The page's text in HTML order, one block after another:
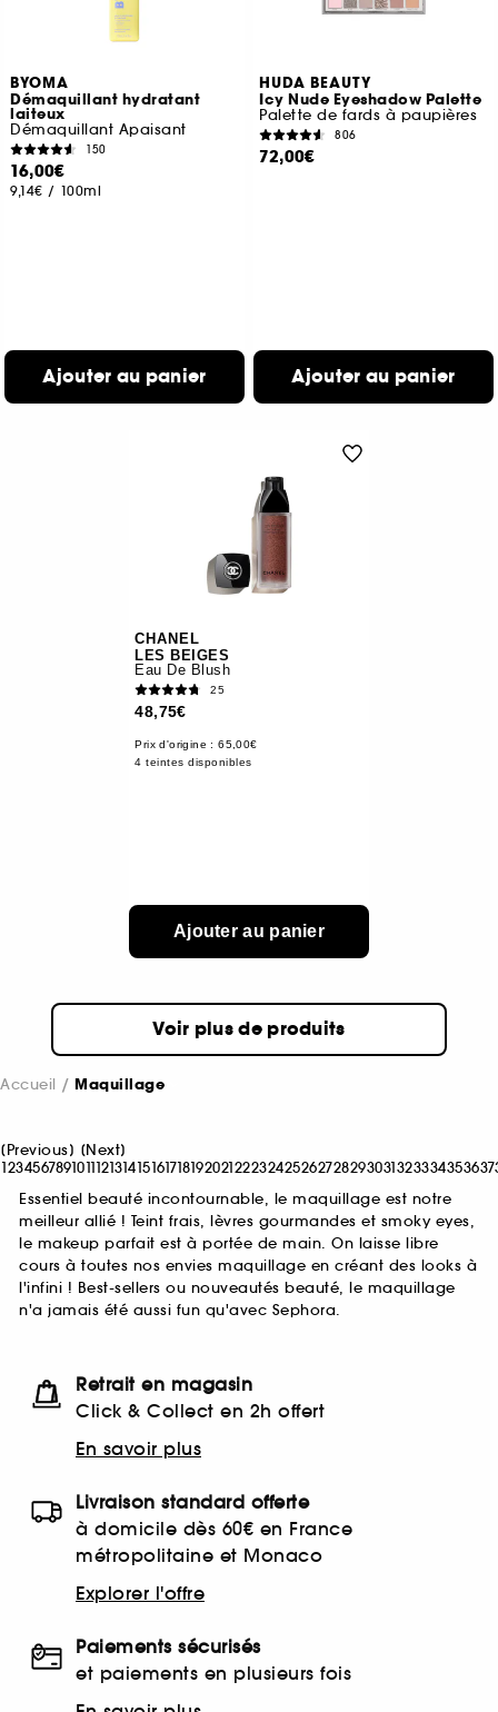
BYOMA
Démaquillant hydratant
laiteux
Démaquillant Apaisant
150
16,00€
9,14€ / 100ml
Ajouter au panier
HUDA BEAUTY
Icy Nude Eyeshadow Palette
Palette de fards à paupières
806
72,00€
Ajouter au panier
CHANEL
LES BEIGES
Eau De Blush
25
48,75€
Prix d'origine : 65,00€
4 teintes disponibles
Ajouter au panier
Voir plus de produits
Accueil Maquillage
[Previous] [Next]
12345678910111213141516171819202122232425262728293031323334353637
Essentiel beauté incontournable, le maquillage est notre
meilleur allié ! Teint frais, lèvres gourmandes et smoky eyes,
le makeup parfait est à portée de main. On laisse libre
cours à toutes nos envies maquillage en créant des looks à
l'infini ! Best-sellers ou nouveautés beauté, le maquillage
n'a jamais été aussi fun qu'avec Sephora.
Retrait en magasin
Click & Collect en 2h offert
En savoir plus
Livraison standard offerte
à domicile dès 60€ en France
métropolitaine et Monaco
Explorer l'offre
Paiements sécurisés
et paiements en plusieurs fois